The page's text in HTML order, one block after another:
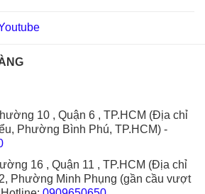
10 , Quận 6 , TP.HCM (Địa chỉ
Phường Bình Phú, TP.HCM) -
16 , Quận 11 , TP.HCM (Địa chỉ
Phường Minh Phụng (gần cầu vượt